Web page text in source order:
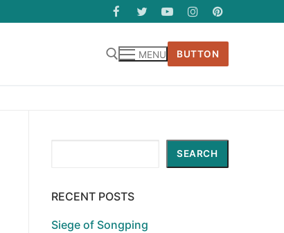
MENU BUTTON
SEARCH
RECENT POSTS
Siege of Songping